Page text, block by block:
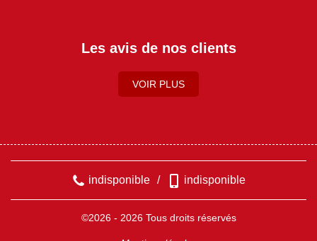
Les avis de nos clients
VOIR PLUS
indisponible / indisponible
©2026 - 2026 Tous droits réservés